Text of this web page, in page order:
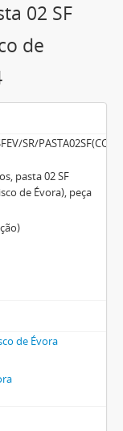
02 SF
de
SR/
pasta 02 SF
de Évora), peça
de Évora